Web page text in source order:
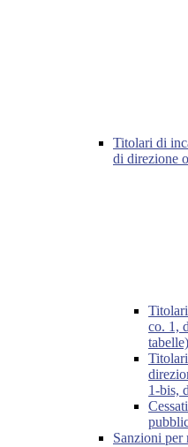
Titolari di
di direzione
co. 1,
tabelle)
1-bis,
Sanzioni per